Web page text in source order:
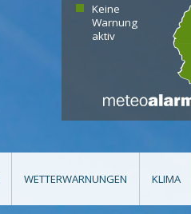
Keine
Warnung
aktiv
WETTERWARNUNGEN KLIMA